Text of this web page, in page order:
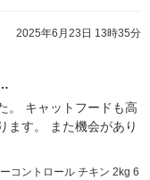
2025年6月23日 13時35分
。 キャットフードも高
ます。 また機会があり
コントロール チキン 2kg 6